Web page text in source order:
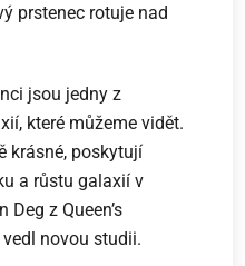
prstenec rotuje nad
jsou jedny z
které můžeme vidět.
krásné, poskytují
a růstu galaxií v
Deg z Queen’s
novou studii.